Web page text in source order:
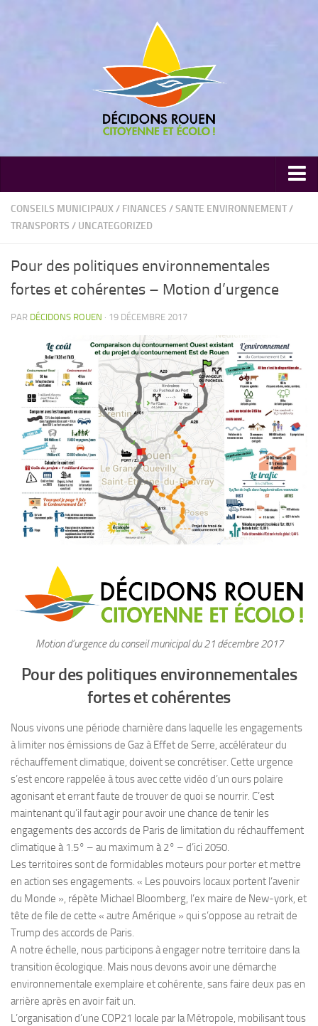
Communiqués de presse
Nos publications
Dans la presse
Conseils Municipaux
Thématiques
EMPLOI / IDENTITE / CULTURE
FINANCES
JEUNESSE & ECOLES
SANTE ENVIRONNEMENT
SECURITE
SPORT
TRANSPORTS
VIVRE ENSEMBLE
CLIP DE CAMPAGNE
Présentation du programme
Vos Elu-es
Nous contacter
CONSEILS MUNICIPAUX/ FINANCES /SANTE ENVIRONNEMENT/
TRANSPORTS / UNCATEGORIZED
Pour des politiques environnementales
fortes et cohérentes – Motion d’urgence
PAR DÉCIDONS ROUEN · 19 DÉCEMBRE 2017
Motion d’urgence du conseil municipal du 21 décembre 2017
Pour des politiques environnementales
fortes et cohérentes
Nous vivons une période charnière dans laquelle les engagements
à limiter nos émissions de Gaz à Effet de Serre, accélérateur du
réchauffement climatique, doivent se concrétiser. Cette urgence
s’est encore rappelée à tous avec cette vidéo d’un ours polaire
agonisant et errant faute de trouver de quoi se nourrir. C’est
maintenant qu’il faut agir pour avoir une chance de tenir les
engagements des accords de Paris de limitation du réchauffement
climatique à 1.5° – au maximum à 2° – d’ici 2050.
Les territoires sont de formidables moteurs pour porter et mettre
en action ses engagements. « Les pouvoirs locaux portent l’avenir
du Monde », répète Michael Bloomberg, l’ex maire de New-york, et
tête de file de cette « autre Amérique » qui s’oppose au retrait de
Trump des accords de Paris.
A notre échelle, nous participons à engager notre territoire dans la
transition écologique. Mais nous devons avoir une démarche
environnementale exemplaire et cohérente, sans faire deux pas en
arrière après en avoir fait un.
L’organisation d’une COP21 locale par la Métropole, mobilisant tous